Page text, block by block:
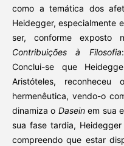
como a temática dos
Heidegger, especialmente
ser, conforme
Contribuições à Filosofia:
Conclui-se que
Aristóteles, reconheceu
hermenêutica, vendo-o
dinamiza o Daseinem sua
sua fase tardia,
compreendo que estar